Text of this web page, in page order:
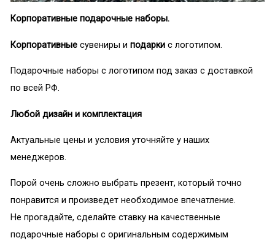
Корпоративные подарочные наборы.
Корпоративныесувениры и подаркис логотипом.
Подарочные наборы с логотипом под заказ с доставкой
по всей РФ.
Любой дизайн и комплектация
Актуальные цены и условия уточняйте у наших
менеджеров.
Порой очень сложно выбрать презент, который точно
понравится и произведет необходимое впечатление.
Не прогадайте, сделайте ставку на качественные
подарочные наборы с оригинальным содержимым